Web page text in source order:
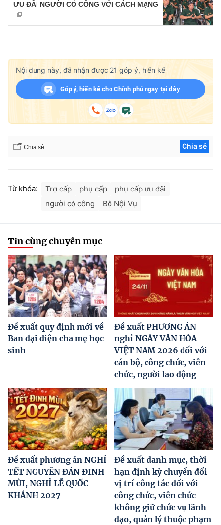
ƯU ĐÃI NGƯỜI CÓ CÔNG VỚI CÁCH MẠNG
Nội dung này, đã nhận được 21 góp ý, hiến kế
Góp ý, hiến kế cho Chính phủ ngay tại đây
Chia sẻ Chia sẻ
Từ khóa: Trợ cấp phụ cấp
phụ cấp ưu đãi
người có công
Bộ Nội Vụ
Tin cùng chuyên mục
Đề xuất quy định mới về
Ban đại diện cha mẹ học
sinh
Đề xuất PHƯƠNG ÁN
nghỉ NGÀY VĂN HÓA
VIỆT NAM 2026 đối với
cán bộ, công chức, viên
chức, người lao động
Đề xuất phương án NGHỈ
TẾT NGUYÊN ĐÁN ĐINH
MÙI, NGHỈ LỄ QUỐC
KHÁNH 2027
Đề xuất danh mục, thời
hạn định kỳ chuyển đổi
vị trí công tác đối với
công chức, viên chức
không giữ chức vụ lãnh
đạo, quản lý thuộc phạm